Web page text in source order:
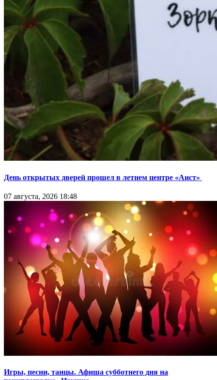
День открытых дверей прошел в летнем центре «Аист»
07 августа, 2026 18:48
Игры, песни, танцы. Афиша субботнего дня на